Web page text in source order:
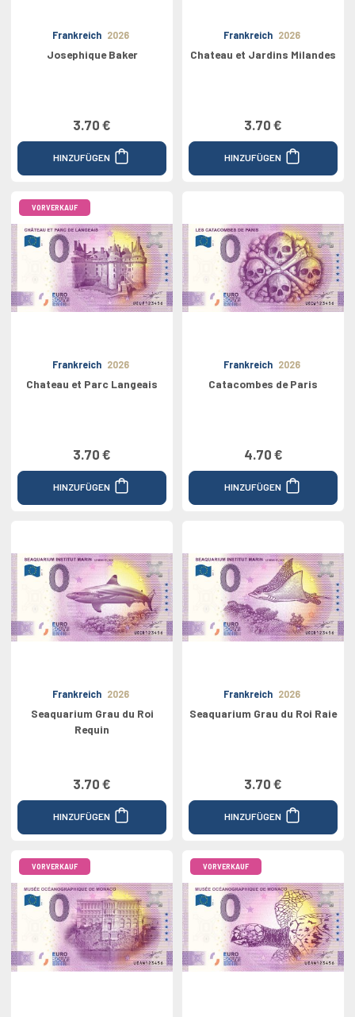
Frankreich 2026
Josephique Baker
3.70 €
HINZUFÜGEN
Frankreich 2026
Chateau et Jardins Milandes
3.70 €
HINZUFÜGEN
VORVERKAUF
Frankreich 2026
Chateau et Parc Langeais
3.70 €
HINZUFÜGEN
Frankreich 2026
Catacombes de Paris
4.70 €
HINZUFÜGEN
Frankreich 2026
Seaquarium Grau du Roi
Requin
3.70 €
HINZUFÜGEN
Frankreich 2026
Seaquarium Grau du Roi Raie
3.70 €
HINZUFÜGEN
VORVERKAUF VORVERKAUF